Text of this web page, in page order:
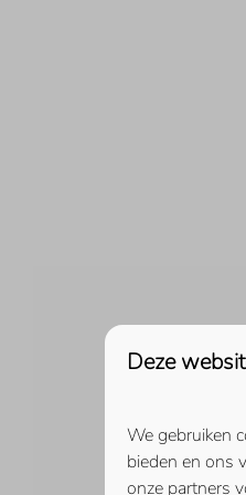
Deze
We gebruiken
bieden en ons
onze partners